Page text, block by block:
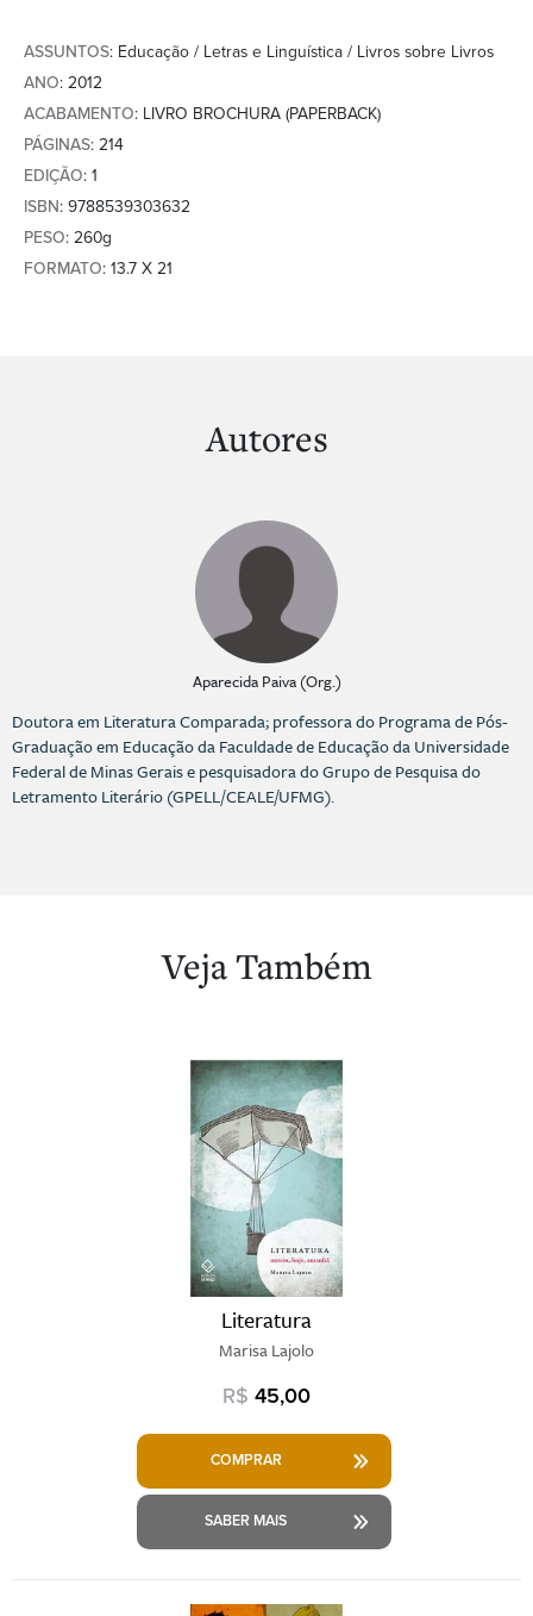
ASSUNTOS: Educação / Letras e Linguística / Livros sobre Livros
ANO: 2012
ACABAMENTO: LIVRO BROCHURA (PAPERBACK)
PÁGINAS: 214
EDIÇÃO: 1
ISBN: 9788539303632
PESO: 260g
FORMATO: 13.7 X 21
Autores
Aparecida Paiva (Org.)
Doutora em Literatura Comparada; professora do Programa de Pós-
Graduação em Educação da Faculdade de Educação da Universidade
Federal de Minas Gerais e pesquisadora do Grupo de Pesquisa do
Letramento Literário (GPELL/CEALE/UFMG).
Veja Também
Literatura
Marisa Lajolo
R$ 45,00
COMPRAR
SABER MAIS